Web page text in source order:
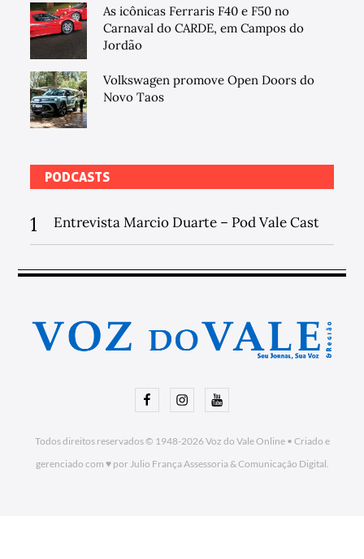
As icônicas Ferraris F40 e F50 no
Carnaval do CARDE, em Campos do
Jordão
Volkswagen promove Open Doors do
Novo Taos
PODCASTS
1 Entrevista Marcio Duarte – Pod Vale Cast
FacebookInstagramYoutube
Todos direitos reservados © 1948-2026Voz do Vale Online• Criado e
gerenciado com ♥ por Julio França Assessoria& Comunicação Digital.